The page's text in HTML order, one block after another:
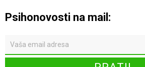
Psihonovosti na mail: